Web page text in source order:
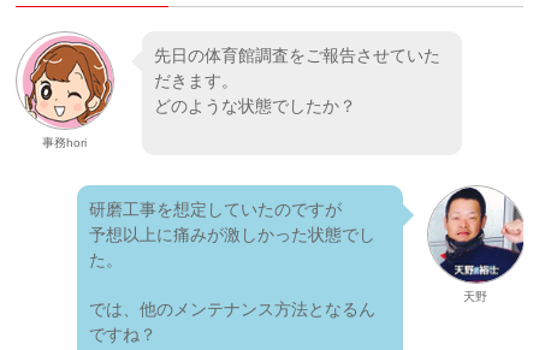
事務hori
先日の体育館調査をご報告させていた
だきます。
どのような状態でしたか？
天野
研磨工事を想定していたのですが
予想以上に痛みが激しかった状態でし
た。
では、他のメンテナンス方法となるん
ですね？